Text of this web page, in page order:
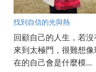
找到自信的光與熱
回顧自己的人生，若沒
來到太極門，很難想像
在的自己會是什麼模...